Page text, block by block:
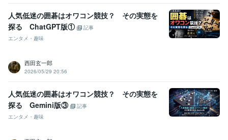
人気低迷の囲碁はオワコン競技？ その実態を
探る ChatGPT版①
記事
エンタメ・趣味
西田玄一郎
2026/05/29 20:56
人気低迷の囲碁はオワコン競技？ その実態を
探る Gemini版③
記事
エンタメ・趣味